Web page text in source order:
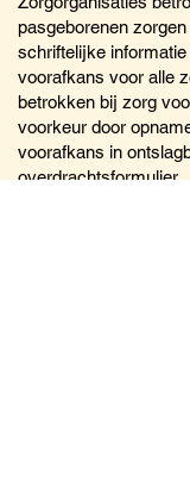
pasgeborenen
schriftelijke
voorafkans voor alle
betrokken bij zorg
voorkeur door
voorafkans in
overdrachtsformulier.